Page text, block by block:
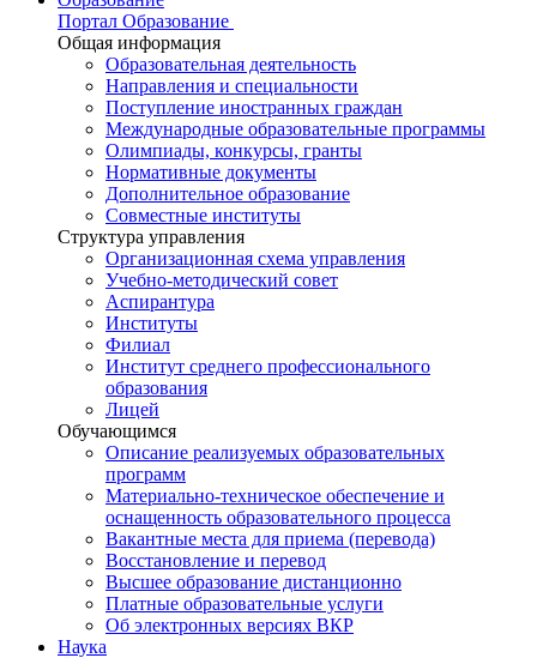
Портал Образование
Общая информация
Образовательная деятельность
Направления и специальности
Поступление иностранных граждан
Международные образовательные программы
Олимпиады, конкурсы, гранты
Нормативные документы
Дополнительное образование
Совместные институты
Структура управления
Организационная схема управления
Учебно-методический совет
Аспирантура
Институты
Филиал
Институт среднего профессионального
образования
Лицей
Обучающимся
Описание реализуемых образовательных
программ
Материально-техническое обеспечение и
оснащенность образовательного процесса
Вакантные места для приема (перевода)
Восстановление и перевод
Высшее образование дистанционно
Платные образовательные услуги
Об электронных версиях ВКР
Наука